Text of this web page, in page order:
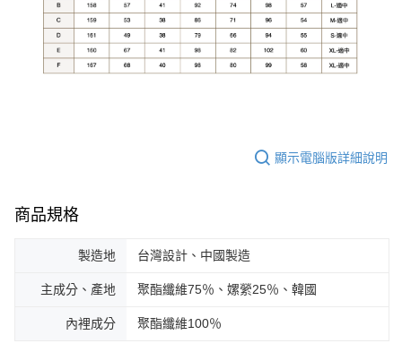
顯示電腦版詳細說明
商品規格
製造地 台灣設計、中國製造
主成分、產地 聚酯纖維75％、嫘縈25％、韓國
內裡成分 聚酯纖維100％